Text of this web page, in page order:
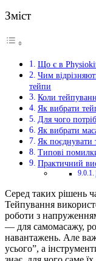
Зміст
Що є в
Чим
тейпи
Коли
Як вибрати
Для чого
Як вибрати
Як поєднувати
Типові
Практичний
Серед таких рішень
Тейпування
роботи з
— для самомасажу,
навантажень. Але
усього”, а